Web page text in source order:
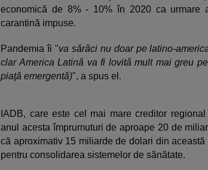
economică de 8% - 10% în 2020 ca urmare
carantină impuse.
Pandemia îi "va sărăci nu doar pe latino-
clar America Latină va fi lovită mult mai greu
piaţă emergentă)", a spus el.
IADB, care este cel mai mare creditor
anul acesta împrumuturi de aproape 20 de
că aproximativ 15 miliarde de dolari din
pentru consolidarea sistemelor de sănătate.